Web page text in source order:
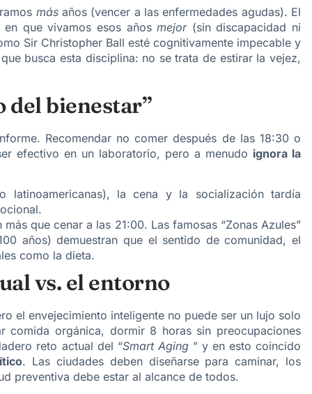
másaños (vencer a las enfermedades agudas). El
en que vivamos esos añosmejor(sin discapacidad ni
Sir Christopher Ball esté cognitivamente impecable y
busca esta disciplina: no se trata de estirar la vejez,
del bienestar”
Recomendar no comer después de las 18:30 o
efectivo en un laboratorio, pero a menudo ignora la
latinoamericanas), la cena y la socialización tardía
que cenar a las 21:00. Las famosas “Zonas Azules”
años) demuestran que el sentido de comunidad, el
como la dieta.
vs. el entorno
el envejecimiento inteligente no puede ser un lujo solo
orgánica, dormir 8 horas sin preocupaciones
reto actual del “Smart Aging” y en esto coincido
. Las ciudades deben diseñarse para caminar, los
preventiva debe estar al alcance de todos.